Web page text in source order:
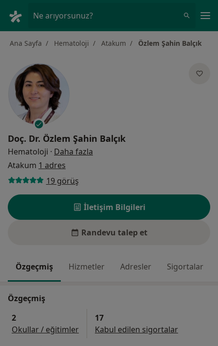
Ne arıyorsunuz?
Ana Sayfa Hematoloji Atakum Özlem Şahin Balçık
Doç. Dr. Özlem Şahin Balçık
Hematoloji · Daha fazla
Atakum 1 adres
19 görüş
İletişim Bilgileri
Randevu talep et
Özgeçmiş Hizmetler Adresler Sigortalar
Özgeçmiş
2
Okullar / eğitimler
17
Kabul edilen sigortalar